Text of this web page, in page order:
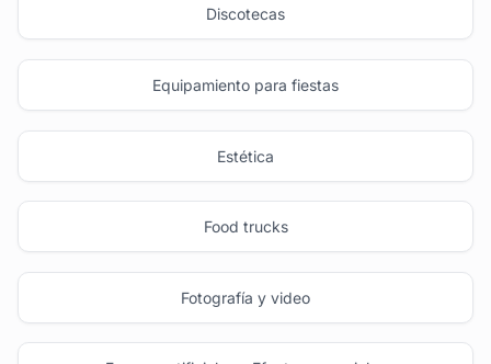
Discotecas
Equipamiento para fiestas
Estética
Food trucks
Fotografía y video